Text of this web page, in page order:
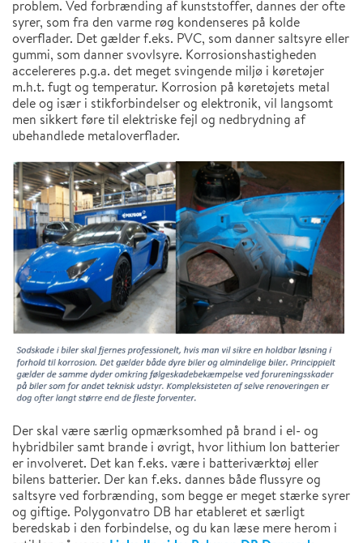
problem. Ved forbrænding af kunststoffer, dannes der ofte
syrer, som fra den varme røg kondenseres på kolde
overflader. Det gælder f.eks. PVC, som danner saltsyre eller
gummi, som danner svovlsyre. Korrosionshastigheden
accelereres p.g.a. det meget svingende miljø i køretøjer
m.h.t. fugt og temperatur. Korrosion på køretøjets metal
dele og især i stikforbindelser og elektronik, vil langsomt
men sikkert føre til elektriske fejl og nedbrydning af
ubehandlede metaloverflader.
Der skal være særlig opmærksomhed på brand i el- og
hybridbiler samt brande i øvrigt, hvor lithium Ion batterier
er involveret. Det kan f.eks. være i batteriværktøj eller
bilens batterier. Der kan f.eks. dannes både flussyre og
saltsyre ved forbrænding, som begge er meget stærke syrer
og giftige. Polygonvatro DB har etableret et særligt
beredskab i den forbindelse, og du kan læse mere herom i